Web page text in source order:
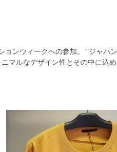
ンウィークへの参加。 "ジャパ
マルなデザイン性とその中に込